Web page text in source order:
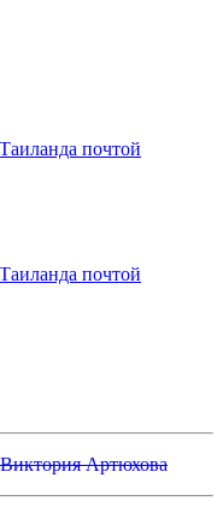
почтой
почтой
Виктория Артюхова